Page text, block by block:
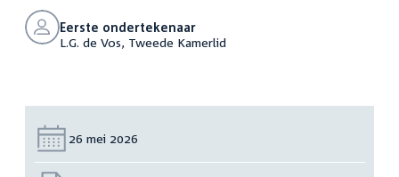
Eerste ondertekenaar
L.G. de Vos, Tweede Kamerlid
Datum:
26 mei 2026